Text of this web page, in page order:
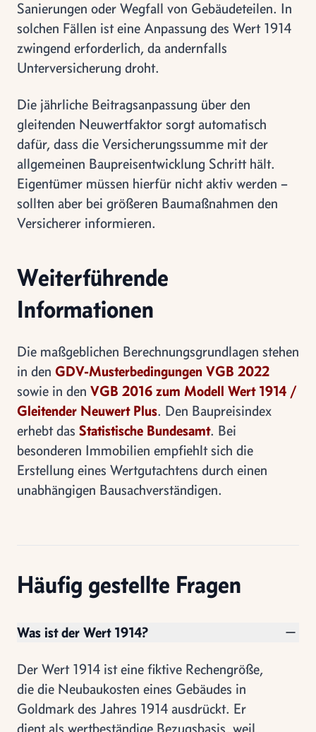
Sanierungen oder Wegfall von Gebäudeteilen. In
solchen Fällen ist eine Anpassung des Wert 1914
zwingend erforderlich, da andernfalls
Unterversicherung droht.
Die jährliche Beitragsanpassung über den
gleitenden Neuwertfaktor sorgt automatisch
dafür, dass die Versicherungssumme mit der
allgemeinen Baupreisentwicklung Schritt hält.
Eigentümer müssen hierfür nicht aktiv werden –
sollten aber bei größeren Baumaßnahmen den
Versicherer informieren.
Weiterführende
Informationen
Die maßgeblichen Berechnungsgrundlagen stehen
in den GDV-Musterbedingungen VGB 2022
sowie in den VGB 2016 zum Modell Wert 1914 /
Gleitender Neuwert Plus. Den Baupreisindex
erhebt das Statistische Bundesamt. Bei
besonderen Immobilien empfiehlt sich die
Erstellung eines Wertgutachtens durch einen
unabhängigen Bausachverständigen.
Häufig gestellte Fragen
Was ist der Wert 1914?
Der Wert 1914 ist eine fiktive Rechengröße,
die die Neubaukosten eines Gebäudes in
Goldmark des Jahres 1914 ausdrückt. Er
dient als wertbeständige Bezugsbasis, weil